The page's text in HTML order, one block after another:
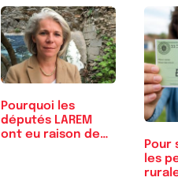
Pourquoi les
députés LAREM
ont eu raison de
Pour
les